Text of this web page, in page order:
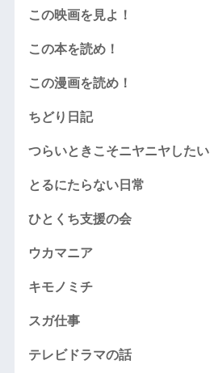
この映画を見よ！
この本を読め！
この漫画を読め！
ちどり日記
つらいときこそニヤニヤしたい
とるにたらない日常
ひとくち支援の会
ウカマニア
キモノミチ
スガ仕事
テレビドラマの話